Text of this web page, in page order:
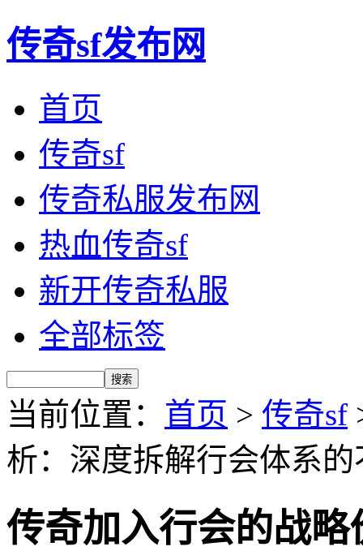
传奇sf发布网
首页
传奇sf
传奇私服发布网
热血传奇sf
新开传奇私服
全部标签
当前位置： 首页 > 传奇sf
析：深度拆解行会体系
传奇加入行会的战